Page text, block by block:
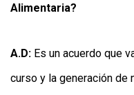
Alimentaria?
A.D: Es un acuerdo que
curso y la generación de